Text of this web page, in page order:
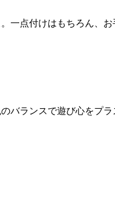
一点付けはもちろん、
バランスで遊び心をプラ